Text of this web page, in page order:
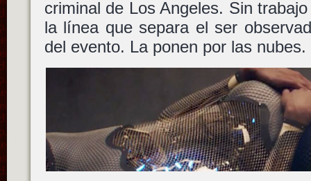
criminal de Los Angeles. Sin
la línea que separa el ser
del evento. La ponen por las nubes.